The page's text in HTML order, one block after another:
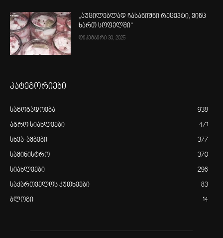
„აუცილებლად ჩასანიშნი რეცეპტი, ვინც
ხართ სოფელში“
დეკემბერი 30, 2025
კატეგორიები
საზოგადოება 938
აგრო სიახლეები 471
სხვა-ამბები 377
სამინისტრო 370
სიახლეები 296
საქართველოს კუთხეები 83
ბლოგი 14